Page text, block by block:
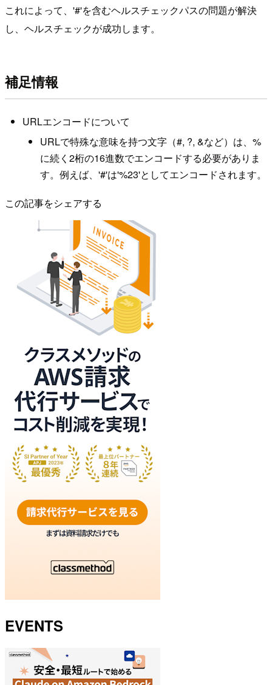
これによって、'#'を含むヘルスチェックパスの問題が解決
し、ヘルスチェックが成功します。
補足情報
URLエンコードについて
URLで特殊な意味を持つ文字（#, ?, &など）は、%
に続く2桁の16進数でエンコードする必要がありま
す。例えば、'#'は'%23'としてエンコードされます。
この記事をシェアする
EVENTS